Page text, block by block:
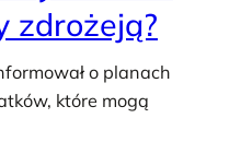
zdrożeją?
o planach
które mogą